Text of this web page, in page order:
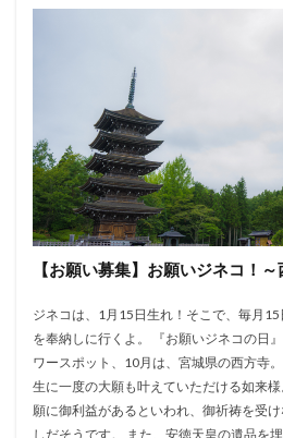
【お願い募集】お願いジネコ！～
ジネコは、1月15日生れ！そこで、毎月
を奉納しに行くよ。 『お願いジネコの日
ワースポット、10月は、宮城県の西方寺
生に一度の大願も叶えていただける如来
願に御利益があるといわれ、御祈祷を受
しだそうです。 また、安徳天皇の遺品を